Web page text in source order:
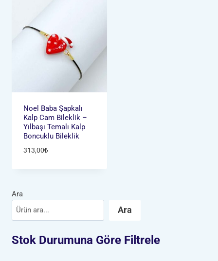
Noel Baba Şapkalı
Kalp Cam Bileklik –
Yılbaşı Temalı Kalp
Boncuklu Bileklik
313,00₺
Ara
Ara
Stok Durumuna Göre Filtrele